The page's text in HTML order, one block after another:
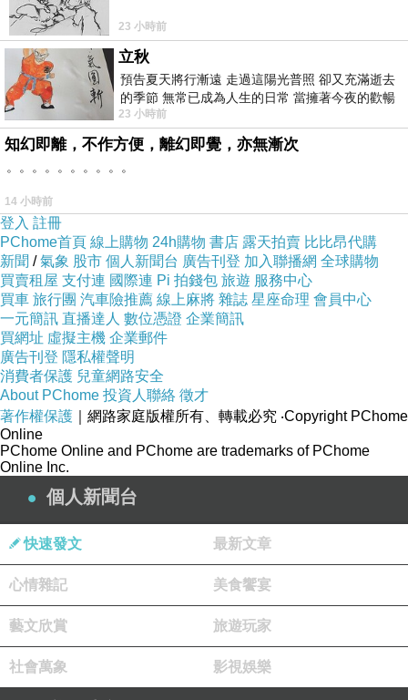
23 小時前
立秋
預告夏天將行漸遠 走過這陽光普照 卻又充滿逝去
的季節 無常已成為人生的日常 當擁著今夜的歡暢
舒心 轉眼驟成昨日 而明晨 太陽
23 小時前
知幻即離，不作方便，離幻即覺，亦無漸次
。。。。。。。。。。
14 小時前
登入 註冊
PChome首頁 線上購物 24h購物 書店 露天拍賣 比比昂代購
新聞 /氣象 股市 個人新聞台 廣告刊登 加入聯播網 全球購物
買賣租屋 支付連 國際連 Pi 拍錢包 旅遊 服務中心
買車 旅行團 汽車險推薦 線上麻將 雜誌 星座命理 會員中心
一元簡訊 直播達人 數位憑證 企業簡訊
買網址 虛擬主機 企業郵件
廣告刊登 隱私權聲明
消費者保護 兒童網路安全
About PChome 投資人聯絡 徵才
著作權保護 ｜網路家庭版權所有、轉載必究 ‧Copyright PChome
Online
PChome Online and PChome are trademarks of PChome
Online Inc.
個人新聞台
快速發文 最新文章
心情雜記 美食饗宴
藝文欣賞 旅遊玩家
社會萬象 影視娛樂